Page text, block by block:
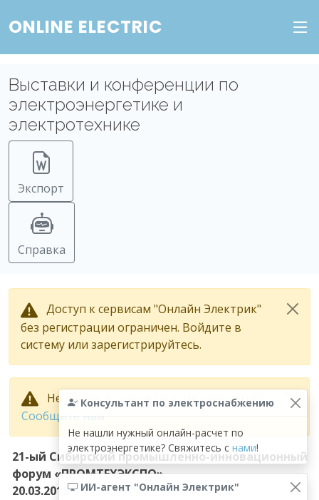
ONLINE ELECTRIC
Выставки и конференции по
электроэнергетике и
электротехнике
Экспорт
Справка
Доступ к сервисам "Онлайн Электрик"
без регистрации ограничен. Войдите в
систему или зарегистрируйтесь.
Консультант по электроснабжению
Не нашли нужный онлайн-расчет по
электроэнергетике? Свяжитесь с нами!
ИИ-агент "Онлайн Электрик"
Не нашли в списке свое мероприятие?
Сообщите нам
21-ый Сибирский промышленно-инновационный
форум «ПРОМТЕХЭКСПО»
20.03.2019